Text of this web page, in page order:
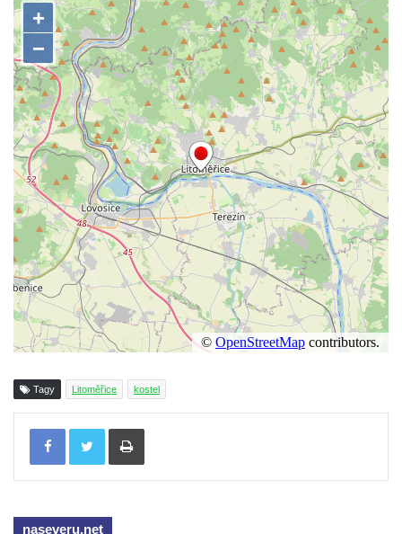
Libochovanech
Márnice u kostel svatého Jana
Nepomuckého ve Starých Křečanech
Kostel svatého Jana Nepomuckého ve
Starých Křečanech
Kostel svatého Václava v Srbské Kamenici
Kostel svatého Kryštofa v Kryštofově Údolí
Hrobka rodiny Havlovy na hřbitově v
Chloumku v Mělníku
Kostel Nejsvětější Trojice na hřbitově v
Chloumku v Mělníku
Kaple svatého Jana Nepomuckého na
Chloumečku v Mělníku
Hřbitovní kaple v Trávníku
Hřbitovní kaple ve Svoru
Ohří
Kaple v Brníkově
Tagy Litoměřice kostel
Tisknout
naseveru.net